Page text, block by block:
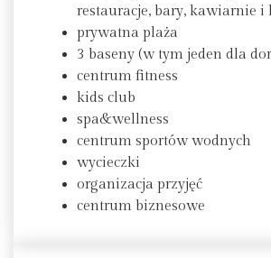
restauracje, bary, kawiarnie i
prywatna plaża
3 baseny (w tym jeden dla
centrum fitness
kids club
spa&wellness
centrum sportów wodnych
wycieczki
organizacja przyjęć
centrum biznesowe